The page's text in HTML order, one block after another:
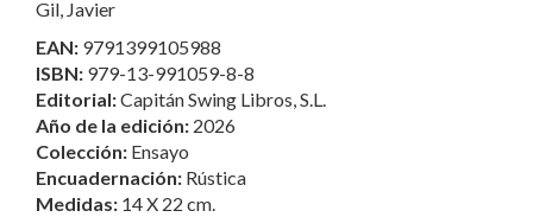
Gil, Javier
EAN: 9791399105988
ISBN: 979-13-991059-8-8
Editorial:Capitán Swing Libros, S.L.
Año de la edición: 2026
Colección: Ensayo
Encuadernación: Rústica
Medidas: 14 X 22 cm.